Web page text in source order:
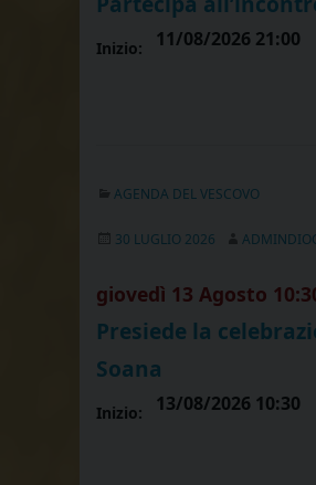
Inizio: 11/08/2026 21:00
AGENDA DEL VESCOVO
30 LUGLIO 2026
giovedì 13 Agosto
Presiede la
Soana
Inizio: 13/08/2026 10:30